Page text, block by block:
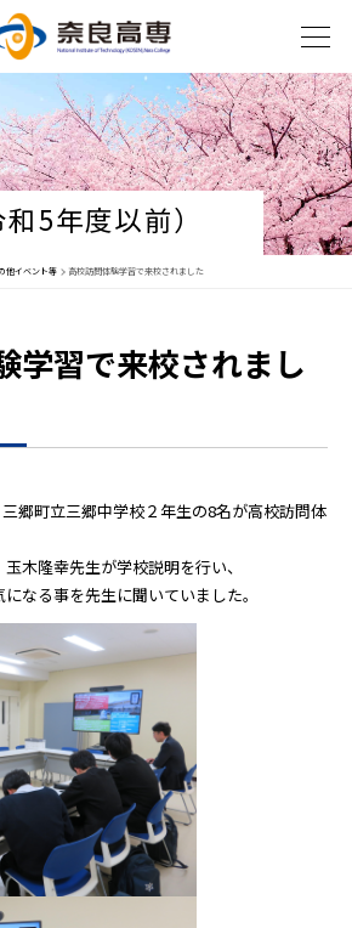
5年度以前）
他イベント等 高校訪問体験学習で来校されました
学習で来校されまし
郷町立三郷中学校２年生の8名が高校訪問体
木隆幸先生が学校説明を行い、
なる事を先生に聞いていました。